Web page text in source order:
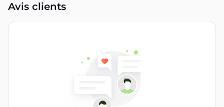
Avis clients